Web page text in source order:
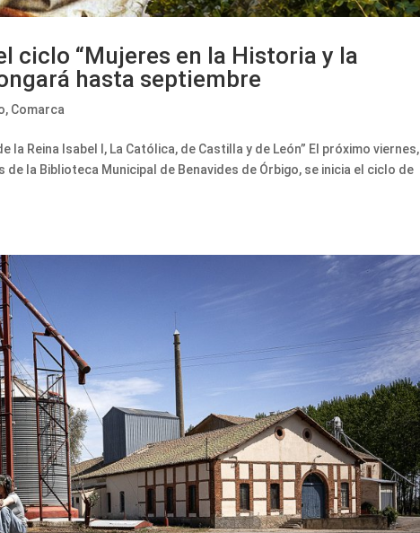
ciclo “Mujeres en la Historia y la
hasta septiembre
, Comarca
Reina Isabel I, La Católica, de Castilla y de León” El próximo viernes,
la Biblioteca Municipal de Benavides de Órbigo, se inicia el ciclo de